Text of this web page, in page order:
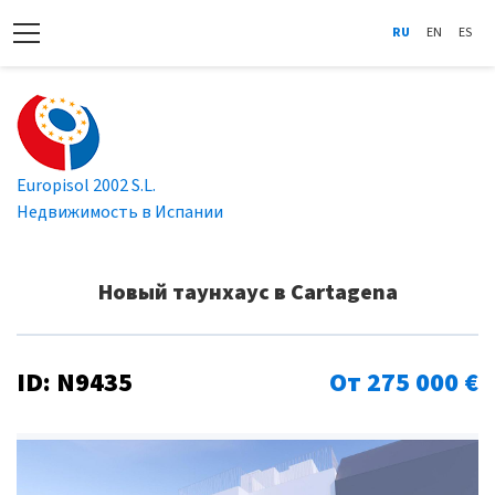
RU EN ES
Europisol 2002 S.L.
Недвижимость в Испании
Новый таунхаус в Cartagena
ID: N9435 От 275 000 €